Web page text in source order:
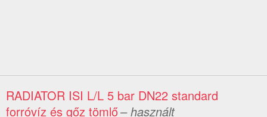
RADIATOR ISI L/L 5 bar DN22 standard
forróvíz és gőz tömlő– használt